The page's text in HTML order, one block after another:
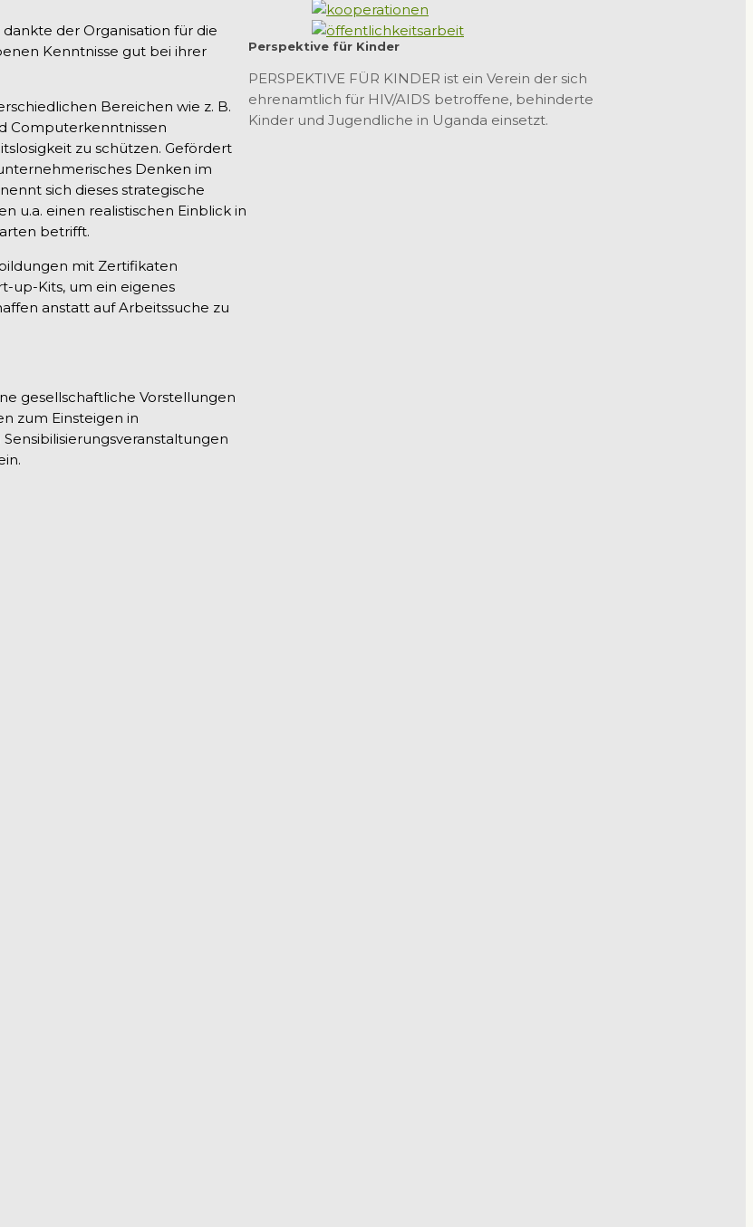
der Organisation für die
Kenntnisse gut bei ihrer
Bereichen wie z. B.
Computerkenntnissen
zu schützen. Gefördert
Denken im
sich dieses strategische
u.a. einen realistischen Einblick in
betrifft.
mit Zertifikaten
up-Kits, um ein eigenes
anstatt auf Arbeitssuche zu
gesellschaftliche Vorstellungen
zum Einsteigen in
Perspektive für Kinder
PERSPEKTIVE FÜR KINDER ist ein Verein der sich
ehrenamtlich für HIV/AIDS betroffene, behinderte
Kinder und Jugendliche in Uganda einsetzt.